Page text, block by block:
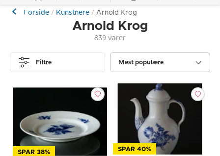
Forside Kunstnere Arnold Krog
Arnold Krog
839 varer
Filtre Mest populære
SPAR 38% SPAR 40%